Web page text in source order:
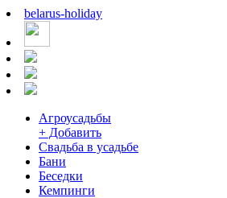
belarus-holiday
Агроусадьбы
+ Добавить
Свадьба в усадьбе
Бани
Беседки
Кемпинги